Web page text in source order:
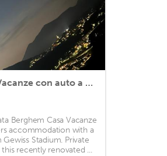
Amata Berghem Casa Vacanze con auto a disposizione
Berghem Casa Vacanze
accommodation with a
Stadium. Private
recently renovated ...